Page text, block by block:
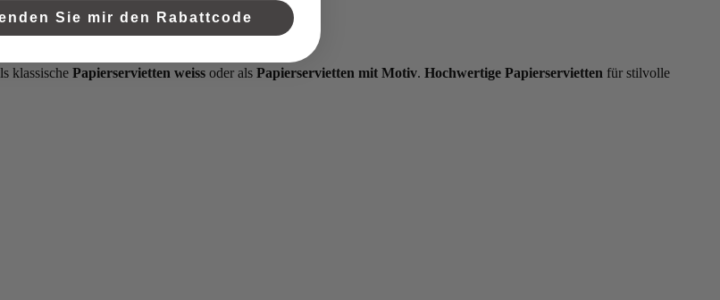
klassische Papierservietten weiss oder als Papierservietten mit Motiv. Hochwertige Papierservietten für stilvolle
Sie mir den Rabattcode